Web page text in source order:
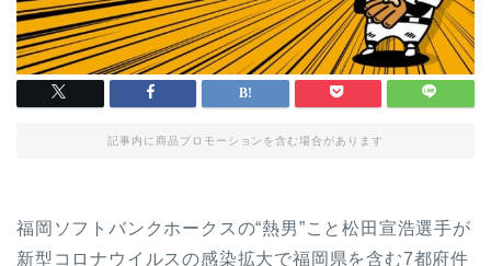
記事内に商品プロモーションを含む場合があります
福岡ソフトバンクホークスの“熱男”こと松田宣浩選手が
新型コロナウイルスの感染拡大で福岡県を含む7都府件